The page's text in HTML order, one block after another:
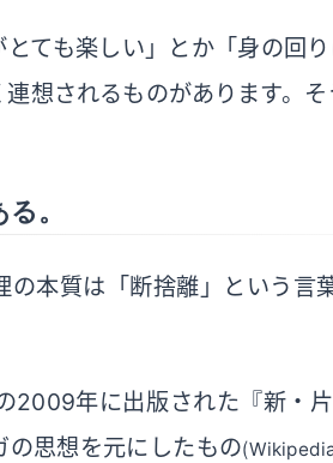
ても楽しい」とか「身の回
想されるものがあります。そ
。
本質は「断捨離」という言
2009年に出版された『新・
思想を元にしたもの（